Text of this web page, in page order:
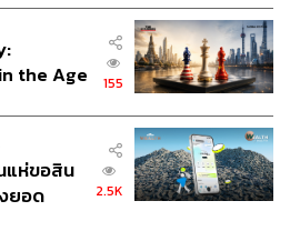
the Age
155
แห่ขอสิน
ยอด
2.5K